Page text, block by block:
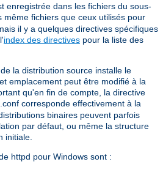
enregistrée dans les fichiers du sous-
même fichiers que ceux utilisés pour
il y a quelques directives spécifiques
index des directives pour la liste des
la distribution source installe le
emplacement peut être modifié à la
qu'en fin de compte, la directive
corresponde effectivement à la
binaires peuvent parfois
par défaut, ou même la structure
initiale.
httpd pour Windows sont :